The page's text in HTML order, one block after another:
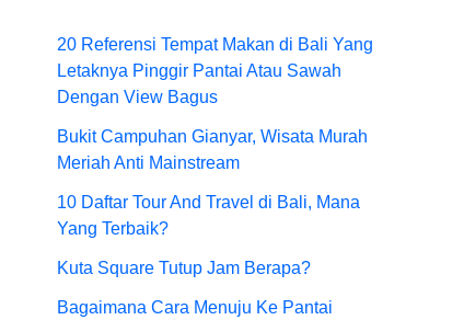
20 Referensi Tempat Makan di Bali Yang
Letaknya Pinggir Pantai Atau Sawah
Dengan View Bagus
Bukit Campuhan Gianyar, Wisata Murah
Meriah Anti Mainstream
10 Daftar Tour And Travel di Bali, Mana
Yang Terbaik?
Kuta Square Tutup Jam Berapa?
Bagaimana Cara Menuju Ke Pantai